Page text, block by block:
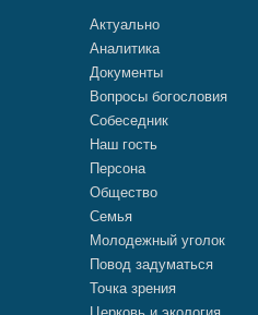
Актуально
Аналитика
Документы
Вопросы богословия
Собеседник
Наш гость
Персона
Общество
Семья
Молодежный уголок
Повод задуматься
Точка зрения